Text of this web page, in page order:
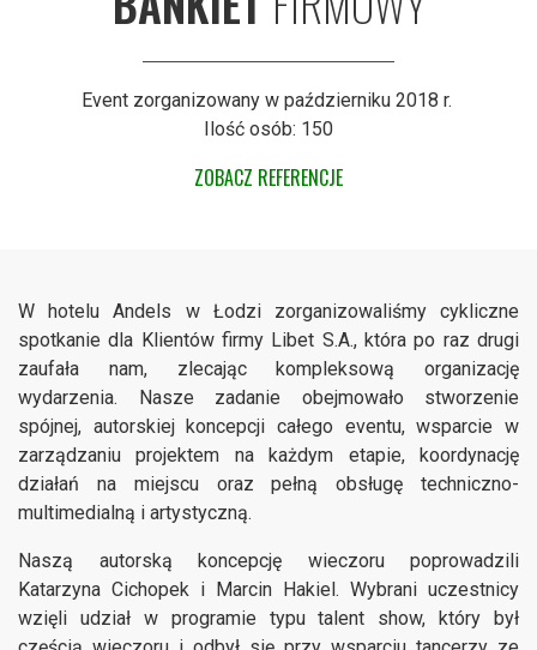
Event zorganizowany w październiku 2018 r.
Ilość osób: 150
ZOBACZ REFERENCJE
W hotelu Andels w Łodzi zorganizowaliśmy cykliczne
spotkanie dla Klientów firmy Libet S.A., która po raz drugi
zaufała nam, zlecając kompleksową organizację
wydarzenia. Nasze zadanie obejmowało stworzenie
spójnej, autorskiej koncepcji całego eventu, wsparcie w
zarządzaniu projektem na każdym etapie, koordynację
działań na miejscu oraz pełną obsługę techniczno-
multimedialną i artystyczną.
Naszą autorską koncepcję wieczoru poprowadzili
Katarzyna Cichopek i Marcin Hakiel. Wybrani uczestnicy
wzięli udział w programie typu talent show, który był